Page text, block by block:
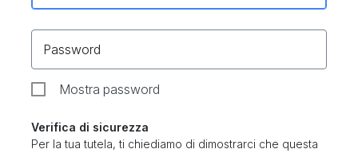
Password
Mostra password
Verifica di sicurezza
Per la tua tutela, ti chiediamo di dimostrarci che questa